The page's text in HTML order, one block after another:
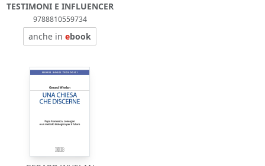
TESTIMONI E INFLUENCER
9788810559734
anche inebook